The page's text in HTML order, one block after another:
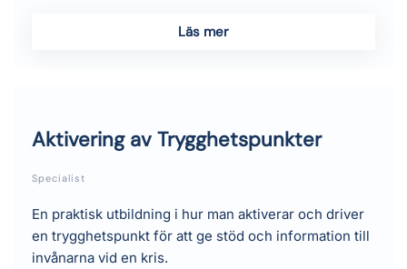
Läs mer
Aktivering av Trygghetspunkter
Specialist
En praktisk utbildning i hur man aktiverar och driver
en trygghetspunkt för att ge stöd och information till
invånarna vid en kris.